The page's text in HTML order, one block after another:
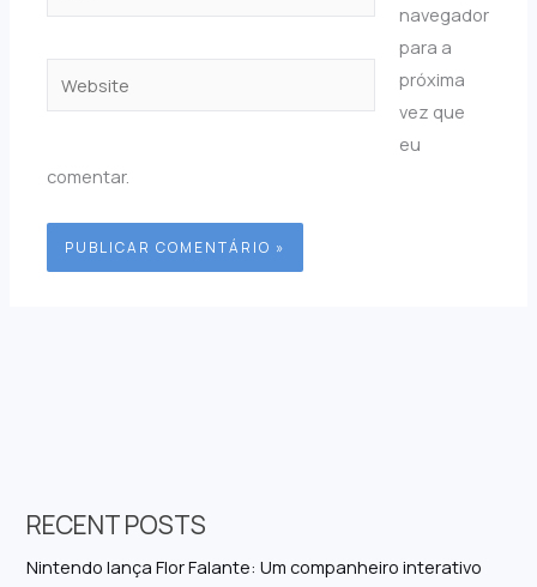
navegador
para a
próxima
vez que
eu
comentar.
RECENT POSTS
Nintendo lança Flor Falante: Um companheiro interativo